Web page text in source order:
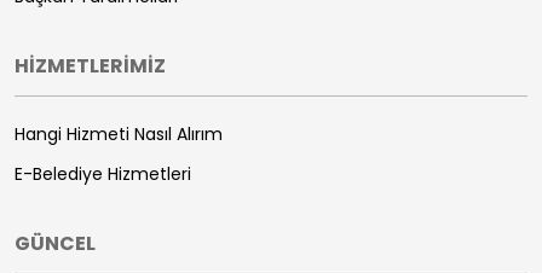
HİZMETLERİMİZ
Hangi Hizmeti Nasıl Alırım
E-Belediye Hizmetleri
GÜNCEL